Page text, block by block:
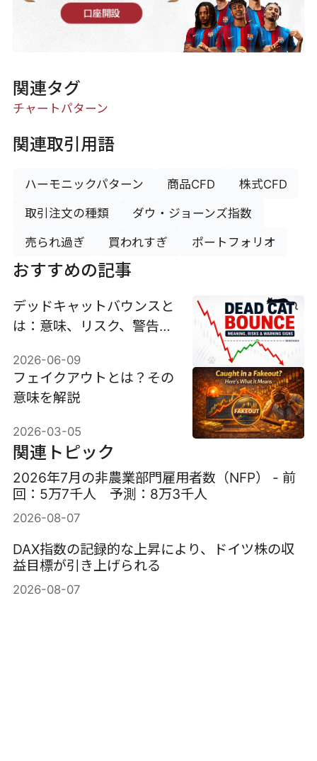
口座開設
関連タグ
チャートパターン
関連取引用語
ハーモニックパターン 商品CFD 株式CFD
取引注文の種類 ダウ・ジョーンズ指数
売られ過ぎ 買われすぎ ポートフォリオ
おすすめの記事
デッドキャットバウンスと
は：意味、リスク、警告サ
2026-06-09
フェイクアウトとは？その
意味を解説
2026-03-05
関連トピック
2026年7月の非農業部門雇用者数（NFP） - 前
回：5万7千人 予測：8万3千人
2026-08-07
DAX指数の記録的な上昇により、ドイツ株の収
益目標が引き上げられる
2026-08-07